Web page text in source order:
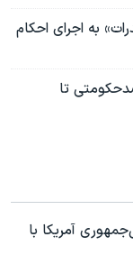
به اجرای احکام
تا
آمریکا با